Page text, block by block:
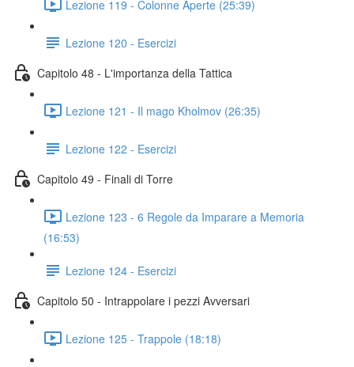
Lezione 119 - Colonne Aperte (25:39)
Lezione 120 - Esercizi
Capitolo 48 - L'importanza della Tattica
Lezione 121 - Il mago Kholmov (26:35)
Lezione 122 - Esercizi
Capitolo 49 - Finali di Torre
Lezione 123 - 6 Regole da Imparare a Memoria
(16:53)
Lezione 124 - Esercizi
Capitolo 50 - Intrappolare i pezzi Avversari
Lezione 125 - Trappole (18:18)